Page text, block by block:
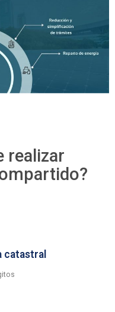
realizar
catastral